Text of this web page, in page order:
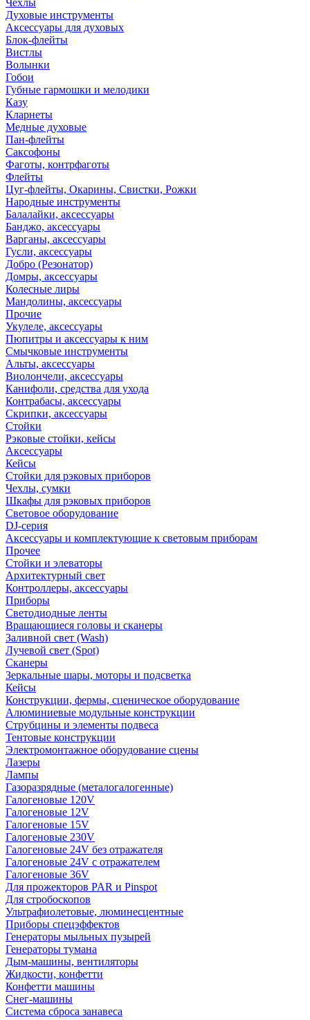
Чехлы
Духовые инструменты
Аксессуары для духовых
Блок-флейты
Вистлы
Волынки
Гобои
Губные гармошки и мелодики
Казу
Кларнеты
Медные духовые
Пан-флейты
Саксофоны
Фаготы, контрфаготы
Флейты
Цуг-флейты, Окарины, Свистки, Рожки
Народные инструменты
Балалайки, аксессуары
Банджо, аксессуары
Варганы, аксессуары
Гусли, аксессуары
Добро (Резонатор)
Домры, аксессуары
Колесные лиры
Мандолины, аксессуары
Прочие
Укулеле, аксессуары
Пюпитры и аксессуары к ним
Смычковые инструменты
Альты, аксессуары
Виолончели, аксессуары
Канифоли, средства для ухода
Контрабасы, аксессуары
Скрипки, аксессуары
Стойки
Рэковые стойки, кейсы
Аксессуары
Кейсы
Стойки для рэковых приборов
Чехлы, сумки
Шкафы для рэковых приборов
Световое оборудование
DJ-серия
Аксессуары и комплектующие к световым приборам
Прочее
Стойки и элеваторы
Архитектурный свет
Контроллеры, аксессуары
Приборы
Светодиодные ленты
Вращающиеся головы и сканеры
Заливной свет (Wash)
Лучевой свет (Spot)
Сканеры
Зеркальные шары, моторы и подсветка
Кейсы
Конструкции, фермы, сценическое оборудование
Алюминиевые модульные конструкции
Струбцины и элементы подвеса
Тентовые конструкции
Электромонтажное оборудование сцены
Лазеры
Лампы
Газоразрядные (металогалогенные)
Галогеновые 120V
Галогеновые 12V
Галогеновые 15V
Галогеновые 230V
Галогеновые 24V без отражателя
Галогеновые 24V с отражателем
Галогеновые 36V
Для прожекторов PAR и Pinspot
Для стробоскопов
Ультрафиолетовые, люминесцентные
Приборы спецэффектов
Генераторы мыльных пузырей
Генераторы тумана
Дым-машины, вентиляторы
Жидкости, конфетти
Конфетти машины
Снег-машины
Система сброса занавеса